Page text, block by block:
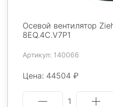
Осевой вентилятор
8EQ.4C.V7P1
Артикул: 140066
Цена: 44504 ₽
1